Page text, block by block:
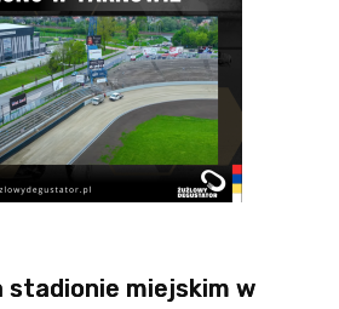
stadionie miejskim w